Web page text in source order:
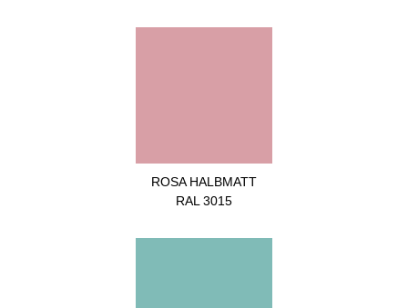
ROSA HALBMATT
RAL 3015